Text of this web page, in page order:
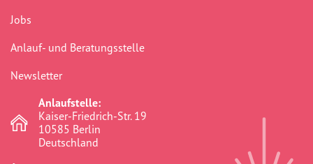
Jobs
Anlauf- und Beratungsstelle
Newsletter
Anlaufstelle:
Kaiser-Friedrich-Str. 19
10585 Berlin
Deutschland